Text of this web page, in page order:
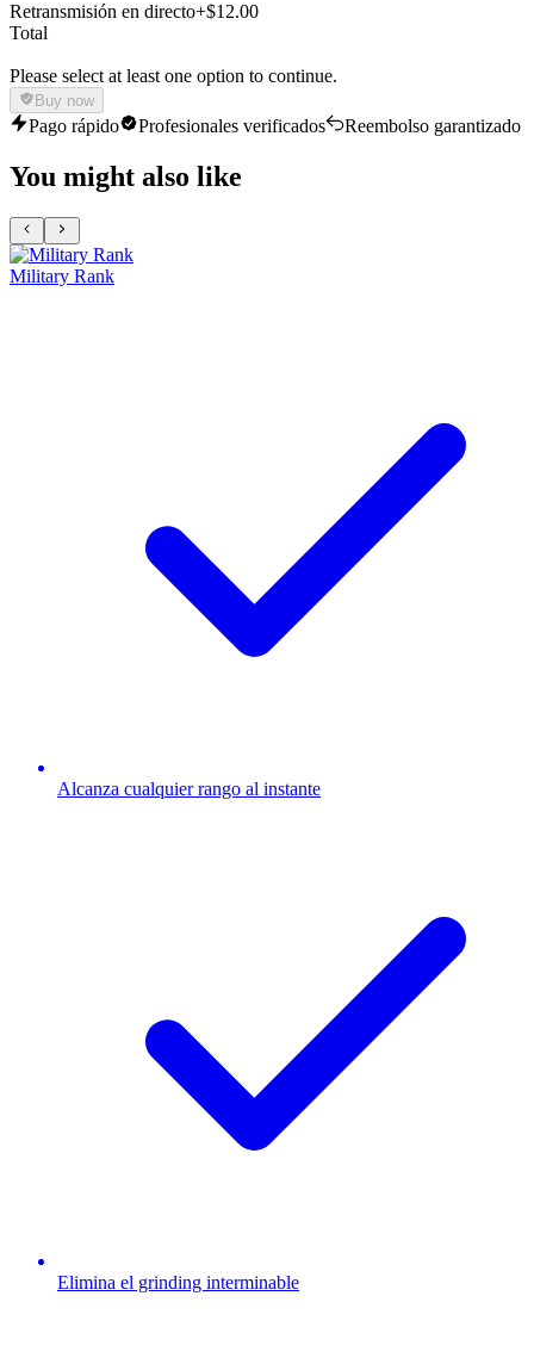
Retransmisión en directo+$12.00
Total
Please select at least one option to continue.
Buy now
Pago rápido Profesionales verificados Reembolso garantizado
You might also like
Military Rank
Alcanza cualquier rango al instante
Elimina el grinding interminable